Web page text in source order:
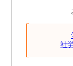
社